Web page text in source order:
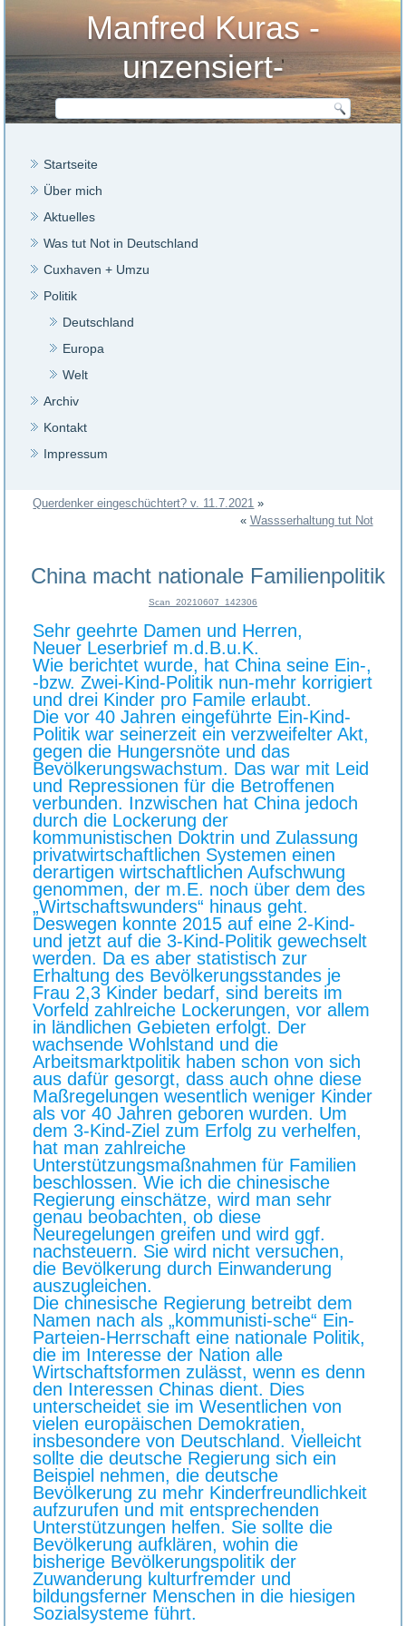
Manfred Kuras -
unzensiert-
Startseite
Über mich
Aktuelles
Was tut Not in Deutschland
Cuxhaven + Umzu
Politik
Deutschland
Europa
Welt
Archiv
Kontakt
Impressum
Querdenker eingeschüchtert? v. 11.7.2021 »
« Wassserhaltung tut Not
China macht nationale Familienpolitik
Scan_20210607_142306
Sehr geehrte Damen und Herren,
Neuer Leserbrief m.d.B.u.K.
Wie berichtet wurde, hat China seine Ein-,
-bzw. Zwei-Kind-Politik nun-mehr korrigiert
und drei Kinder pro Famile erlaubt.
Die vor 40 Jahren eingeführte Ein-Kind-
Politik war seinerzeit ein verzweifelter Akt,
gegen die Hungersnöte und das
Bevölkerungswachstum. Das war mit Leid
und Repressionen für die Betroffenen
verbunden. Inzwischen hat China jedoch
durch die Lockerung der
kommunistischen Doktrin und Zulassung
privatwirtschaftlichen Systemen einen
derartigen wirtschaftlichen Aufschwung
genommen, der m.E. noch über dem des
„Wirtschaftswunders“ hinaus geht.
Deswegen konnte 2015 auf eine 2-Kind-
und jetzt auf die 3-Kind-Politik gewechselt
werden. Da es aber statistisch zur
Erhaltung des Bevölkerungsstandes je
Frau 2,3 Kinder bedarf, sind bereits im
Vorfeld zahlreiche Lockerungen, vor allem
in ländlichen Gebieten erfolgt. Der
wachsende Wohlstand und die
Arbeitsmarktpolitik haben schon von sich
aus dafür gesorgt, dass auch ohne diese
Maßregelungen wesentlich weniger Kinder
als vor 40 Jahren geboren wurden. Um
dem 3-Kind-Ziel zum Erfolg zu verhelfen,
hat man zahlreiche
Unterstützungsmaßnahmen für Familien
beschlossen. Wie ich die chinesische
Regierung einschätze, wird man sehr
genau beobachten, ob diese
Neuregelungen greifen und wird ggf.
nachsteuern. Sie wird nicht versuchen,
die Bevölkerung durch Einwanderung
auszugleichen.
Die chinesische Regierung betreibt dem
Namen nach als „kommunisti-sche“ Ein-
Parteien-Herrschaft eine nationale Politik,
die im Interesse der Nation alle
Wirtschaftsformen zulässt, wenn es denn
den Interessen Chinas dient. Dies
unterscheidet sie im Wesentlichen von
vielen europäischen Demokratien,
insbesondere von Deutschland. Vielleicht
sollte die deutsche Regierung sich ein
Beispiel nehmen, die deutsche
Bevölkerung zu mehr Kinderfreundlichkeit
aufzurufen und mit entsprechenden
Unterstützungen helfen. Sie sollte die
Bevölkerung aufklären, wohin die
bisherige Bevölkerungspolitik der
Zuwanderung kulturfremder und
bildungsferner Menschen in die hiesigen
Sozialsysteme führt.